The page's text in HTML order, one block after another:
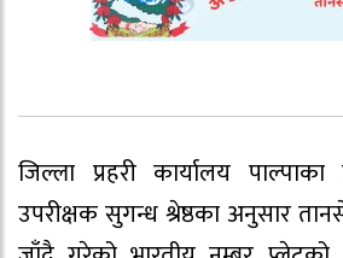
जिल्ला प्रहरी कार्यालय पाल्पाका
उपरीक्षक सुगन्ध श्रेष्ठका अनुसार